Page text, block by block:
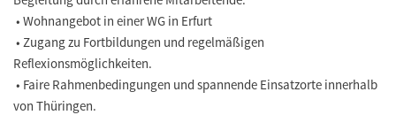
• Wohnangebot in einer WG in Erfurt
• Zugang zu Fortbildungen und regelmäßigen
Reflexionsmöglichkeiten.
• Faire Rahmenbedingungen und spannende Einsatzorte innerhalb
von Thüringen.